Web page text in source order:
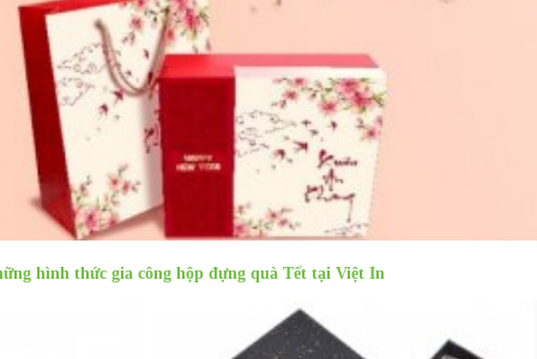
Sản phẩm cùng danh mục
hình thức gia công hộp đựng quà Tết tại Việt In